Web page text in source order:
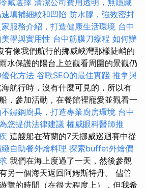
填補細紋和凹陷 防水膠，強效密封
服務介紹，打造健康生活環境 台中
學與實用性 台中筋膜刀療程 如何辦
像我們航行的挪威峽灣那樣陡峭的
水保護的陽台上並觀看周圍的景觀仍
化方法 谷歌SEO的最佳實踐 推拿與
航行時，沒有什麼可見的，所以有
，參加活動，在餐館裡寵愛並觀看一
鏽鋼廚具，打造專業廚房環境 台中
您提供法律建議 權威眼科醫師推
這艘船在荷蘭的7天挪威巡迴賽中從
自助餐外燴料理 探索buffet外燴價
我們在海上度過了一天，然後參觀
另一個海天返回阿姆斯特丹。 儘管
覽的時間（在很大程度上），但我希